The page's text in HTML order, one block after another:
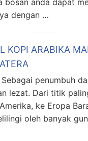
bosan anda dapat
dengan …
KOPI ARABIKA
Sebagai penumbuh
lezat. Dari titik
ke Eropa
oleh banyak